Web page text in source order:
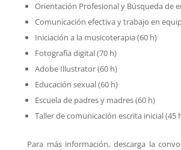
Orientación Profesional y Búsqueda de
Comunicación efectiva y trabajo en
Iniciación a la musicoterapia (60 h)
Fotografía digital (70 h)
Adobe Illustrator (60 h)
Educación sexual (60 h)
Escuela de padres y madres (60 h)
Taller de comunicación escrita inicial (45
Para más información, descarga la